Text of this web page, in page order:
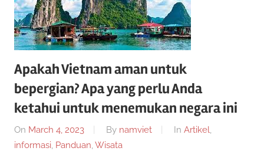
r
p
e
r
c
n
a
n
a
n
g
i
s
Apakah Vietnam aman untuk
bepergian? Apa yang perlu Anda
ketahui untuk menemukan negara ini
On March 4, 2023 By namviet In Artikel,
informasi, Panduan, Wisata